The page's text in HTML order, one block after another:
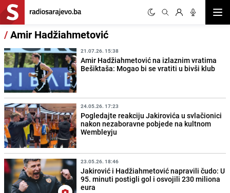
/Amir Hadžiahmetović
21.07.26. 15:38
Amir Hadžiahmetović na izlaznim vratima
Bešiktaša: Mogao bi se vratiti u bivši klub
24.05.26. 17:23
Pogledajte reakciju Jakirovića u svlačionici
nakon nezaboravne pobjede na kultnom
Wembleyju
23.05.26. 18:46
Jakirović i Hadžiahmetović napravili čudo: U
95. minuti postigli gol i osvojili 230 miliona
eura